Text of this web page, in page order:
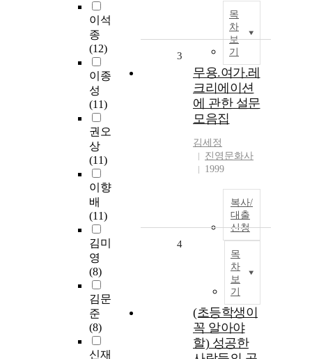
이석
종
(12)
이종
성
(11)
권오
상
(11)
이향
배
(11)
김미
영
(8)
김문
준
(8)
신재
목
차
보
기
3
무용.여가.레
크리에이션
에 관한 설문
모음집
김세정
진영문화사
1999
복사/
대출
신청
목
차
보
기
4
(초등학생이
꼭 알아야
할) 성공한